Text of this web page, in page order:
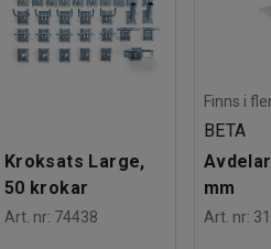
Kroksats Large,
50 krokar
Art. nr: 74438
Finns i
BETA
mm
Art. nr: